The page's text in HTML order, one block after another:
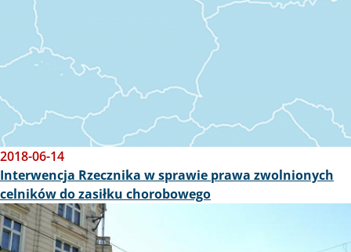
2018-06-14
Interwencja Rzecznika w sprawie prawa zwolnionych
celników do zasiłku chorobowego
Obraz